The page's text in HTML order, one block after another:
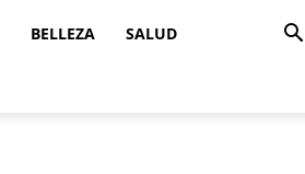
BELLEZA SALUD